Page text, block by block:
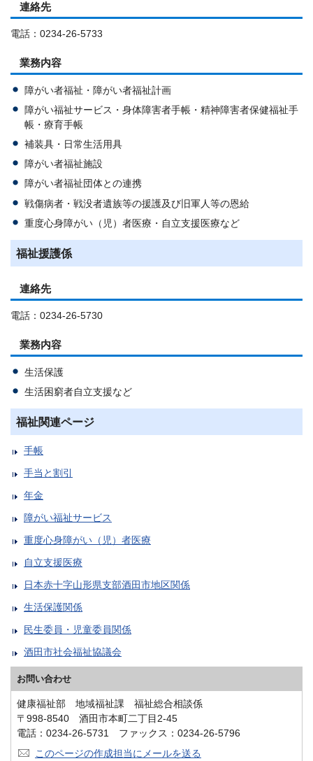
連絡先
電話：0234-26-5733
業務内容
障がい者福祉・障がい者福祉計画
障がい福祉サービス・身体障害者手帳・精神障害者保健福祉手
帳・療育手帳
補装具・日常生活用具
障がい者福祉施設
障がい者福祉団体との連携
戦傷病者・戦没者遺族等の援護及び旧軍人等の恩給
重度心身障がい（児）者医療・自立支援医療など
福祉援護係
連絡先
電話：0234-26-5730
業務内容
生活保護
生活困窮者自立支援など
福祉関連ページ
手帳
手当と割引
年金
障がい福祉サービス
重度心身障がい（児）者医療
自立支援医療
日本赤十字山形県支部酒田市地区関係
生活保護関係
民生委員・児童委員関係
酒田市社会福祉協議会
お問い合わせ
健康福祉部 地域福祉課 福祉総合相談係
〒998-8540 酒田市本町二丁目2-45
電話：0234-26-5731 ファックス：0234-26-5796
このページの作成担当にメールを送る